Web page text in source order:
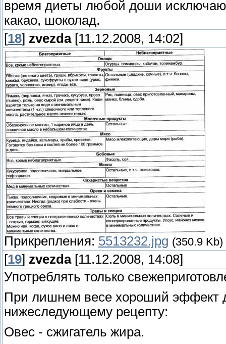
время диеты любой доши
какао, шоколад.
[18] zvezda[11.12.2008, 14:02]
Прикрепления: 5513232.jpg (350.9 Kb)
[19] zvezda[11.12.2008, 14:08]
Употреблять только
При лишнем весе хороший эффект
нижеследующему рецепту:
Овес - сжигатель жира.